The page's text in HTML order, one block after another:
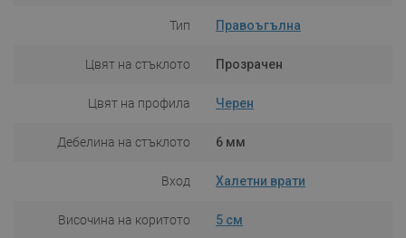
Тип Правоъгълна
Цвят на стъклото Прозрачен
Цвят на профила Черен
Дебелина на стъклото 6 мм
Вход Халетни врати
Височина на коритото 5 см